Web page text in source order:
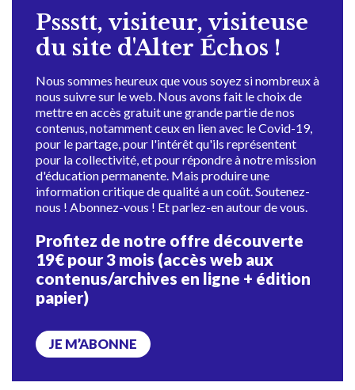
Pssstt, visiteur, visiteuse
du site d'Alter Échos !
Nous sommes heureux que vous soyez si nombreux à
nous suivre sur le web. Nous avons fait le choix de
mettre en accès gratuit une grande partie de nos
contenus, notamment ceux en lien avec le Covid-19,
pour le partage, pour l'intérêt qu'ils représentent
pour la collectivité, et pour répondre à notre mission
d'éducation permanente. Mais produire une
information critique de qualité a un coût. Soutenez-
nous ! Abonnez-vous ! Et parlez-en autour de vous.
Profitez de notre offre découverte
19€ pour 3 mois (accès web aux
contenus/archives en ligne + édition
papier)
JE M’ABONNE